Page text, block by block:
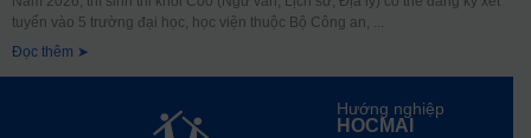
tuyển vào 5 trường đại học, học viện thuộc Bộ Công an,
Đọc thêm ➤
Hướng nghiệp
HOCMAI